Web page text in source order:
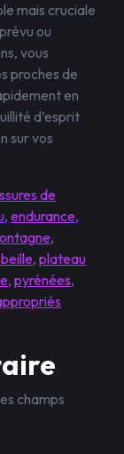
mais cruciale
ou
vous
proches de
en
d’esprit
sur vos
de
, endurance,
,
, plateau
, pyrénées,
champs